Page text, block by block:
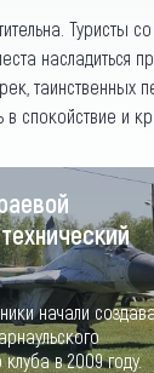
Туристы
насладиться
таинственных
в спокойствие и
начали
в 2009 году.